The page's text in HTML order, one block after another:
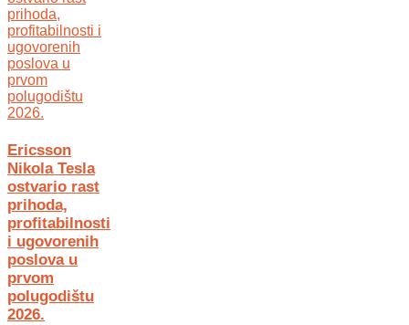
Ericsson
Nikola Tesla
ostvario rast
prihoda,
profitabilnosti
i ugovorenih
poslova u
prvom
polugodištu
2026.